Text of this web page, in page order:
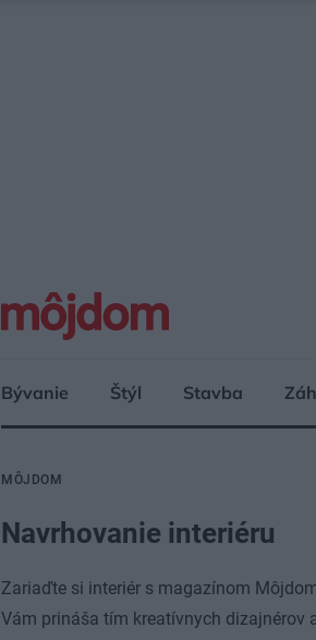
Bývanie Štýl Stavba
MÔJDOM
Navrhovanie interiéru
Zariaďte si interiér s magazínom
Vám prináša tím kreatívnych dizajnérov